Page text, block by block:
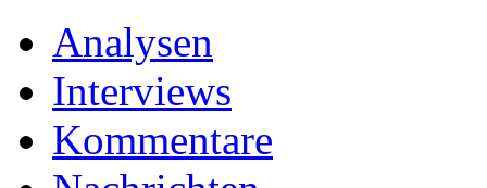
Analysen
Interviews
Kommentare